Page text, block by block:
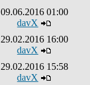
09.06.2016 01:00
davX
29.02.2016 16:00
davX
29.02.2016 15:58
davX